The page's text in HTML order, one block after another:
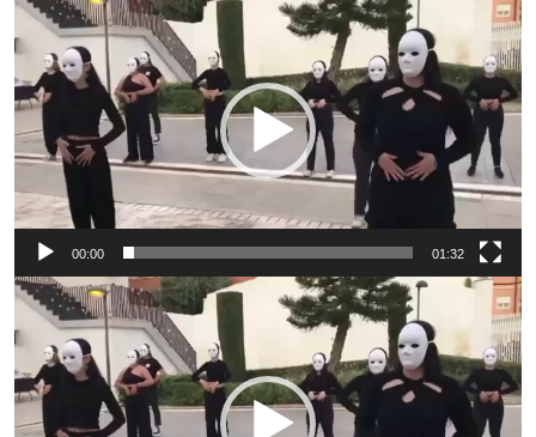
de
vídeo
00:00 01:32
Reproductor
de
vídeo